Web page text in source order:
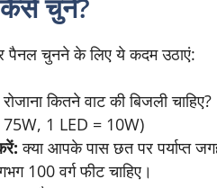
panel कितने वाट का होता
प्रकार के होते हैं? –
कैसे चुनें?